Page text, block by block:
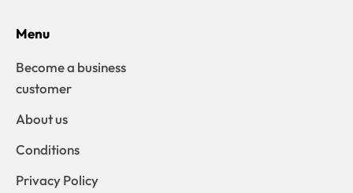
Menu
Become a business
customer
About us
Conditions
Privacy Policy